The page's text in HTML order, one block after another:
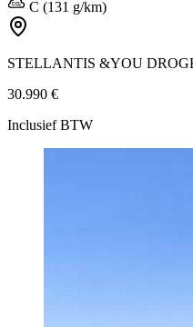
C (131 g/km)
STELLANTIS &YOU
30.990 €
Inclusief BTW